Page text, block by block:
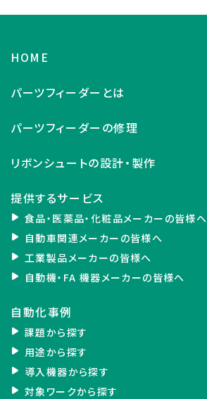
HOME
パーツフィーダーとは
パーツフィーダーの修理
リボンシュートの設計・製作
提供するサービス
食品・医薬品・化粧品メーカーの皆様へ
自動車関連メーカーの皆様へ
工業製品メーカーの皆様へ
自動機・FA 機器メーカーの皆様へ
自動化事例
課題から探す
用途から探す
導入機器から探す
対象ワークから探す